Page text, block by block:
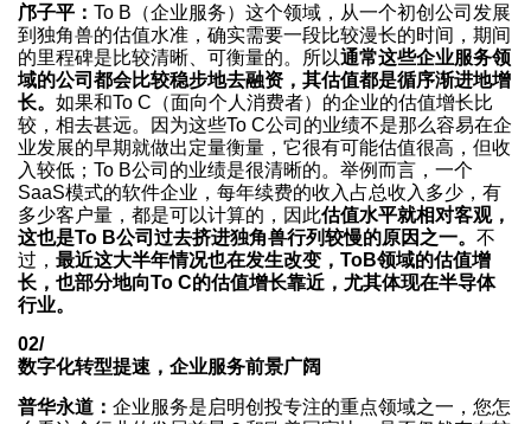
邝子平： To B（企业服务）这个领域，从一个初创公司发展
到独角兽的估值水准，确实需要一段比较漫长的时间，期间
的里程碑是比较清晰、可衡量的。所以通常这些企业服务领
域的公司都会比较稳步地去融资，其估值都是循序渐进地增
长。 如果和To C（面向个人消费者）的企业的估值增长比
较，相去甚远。因为这些To C公司的业绩不是那么容易在企
业发展的早期就做出定量衡量，它很有可能估值很高，但收
入较低；To B公司的业绩是很清晰的。举例而言，一个
SaaS模式的软件企业，每年续费的收入占总收入多少，有
多少客户量，都是可以计算的，因此估值水平就相对客观，
这也是To B公司过去挤进独角兽行列较慢的原因之一。 不
过， 最近这大半年情况也在发生改变，ToB领域的估值增
长，也部分地向To C的估值增长靠近，尤其体现在半导体
行业。
02/
数字化转型提速，企业服务前景广阔
普华永道： 企业服务是启明创投专注的重点领域之一，您怎